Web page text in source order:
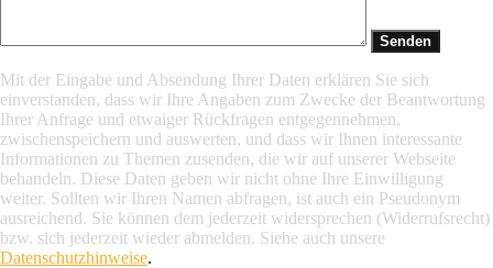
Mit der Eingabe und Absendung Ihrer Daten erklären Sie sich
einverstanden, dass wir Ihre Angaben zum Zwecke der Beantwortung
Ihrer Anfrage und etwaiger Rückfragen entgegennehmen,
zwischenspeichern und auswerten, und dass wir Ihnen interessante
Informationen zu Themen zusenden, die wir auf unserer Webseite
behandeln. Diese Daten geben wir nicht ohne Ihre Einwilligung
weiter. Sollten wir Ihren Namen abfragen, ist auch ein Pseudonym
ausreichend. Sie können dem jederzeit widersprechen (Widerrufsrecht)
bzw. sich jederzeit wieder abmelden. Siehe auch unsere
Datenschutzhinweise.